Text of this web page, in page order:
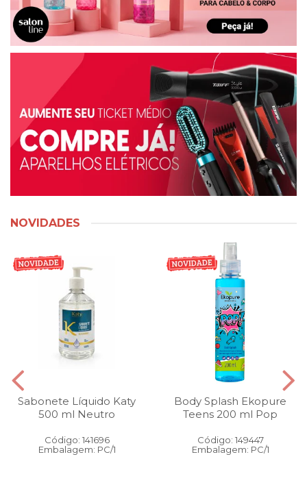
NOVIDADES
Sabonete Líquido Katy
500 ml Neutro
Código: 141696
Embalagem: PC/1
Body Splash Ekopure
Teens 200 ml Pop
Código: 149447
Embalagem: PC/1